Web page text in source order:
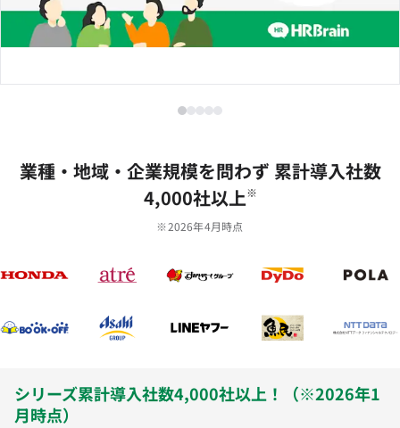
業種‧地域‧企業規模を問わず 累計導⼊社数
4,000社以上※
※2026年4月時点
シリーズ累計導入社数4,000社以上！（※2026年1
月時点）